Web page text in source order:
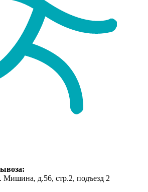
Мишина, д.56, стр.2, подъезд 2